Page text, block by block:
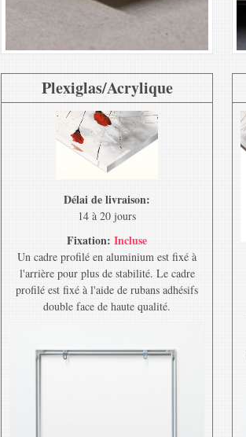
Plexiglas/Acrylique
Délai de livraison:
14 à 20 jours
Fixation: Incluse
Un cadre profilé en aluminium est fixé à
l'arrière pour plus de stabilité. Le cadre
profilé est fixé à l'aide de rubans adhésifs
double face de haute qualité.